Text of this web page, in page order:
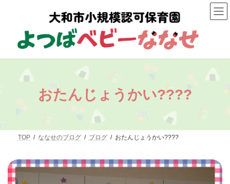
ス
ン
おたんじょうかい????
TOP ななせのブログ ブログ おたんじょうかい????